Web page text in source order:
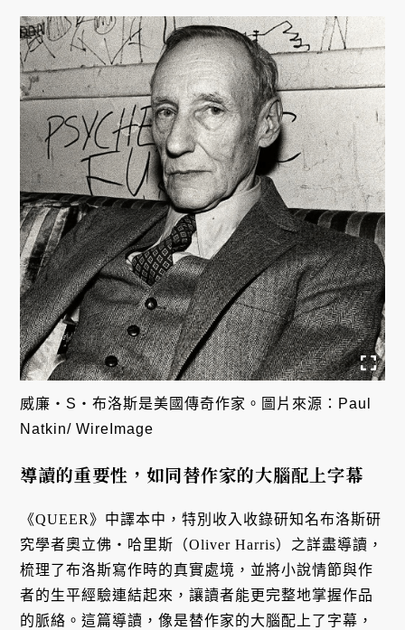
威廉・S・布洛斯是美國傳奇作家。圖片來源：Paul
Natkin/ WireImage
導讀的重要性，如同替作家的大腦配上字幕
《QUEER》中譯本中，特別收入收錄研知名布洛斯研
究學者奧立佛・哈里斯（Oliver Harris）之詳盡導讀，
梳理了布洛斯寫作時的真實處境，並將小說情節與作
者的生平經驗連結起來，讓讀者能更完整地掌握作品
的脈絡。這篇導讀，像是替作家的大腦配上了字幕，